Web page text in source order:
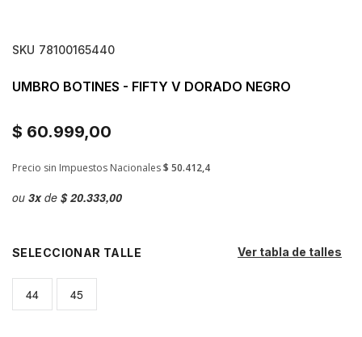
SKU 78100165440
UMBRO BOTINES - FIFTY V DORADO NEGRO
$ 60.999,00
Precio sin Impuestos Nacionales$ 50.412,4
ou 3xde $ 20.333,00
Ver tabla de talles
TALLE
44 45